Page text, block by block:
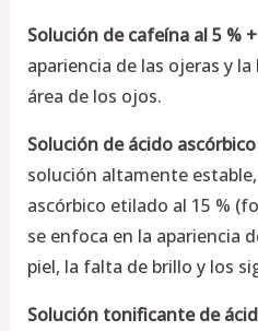
Solución de cafeína al 5 % +
apariencia de las ojeras y
área de los ojos.
Solución de ácido
solución altamente
ascórbico etilado al 15 %
se enfoca en la apariencia
piel, la falta de brillo y los
Solución tonificante de